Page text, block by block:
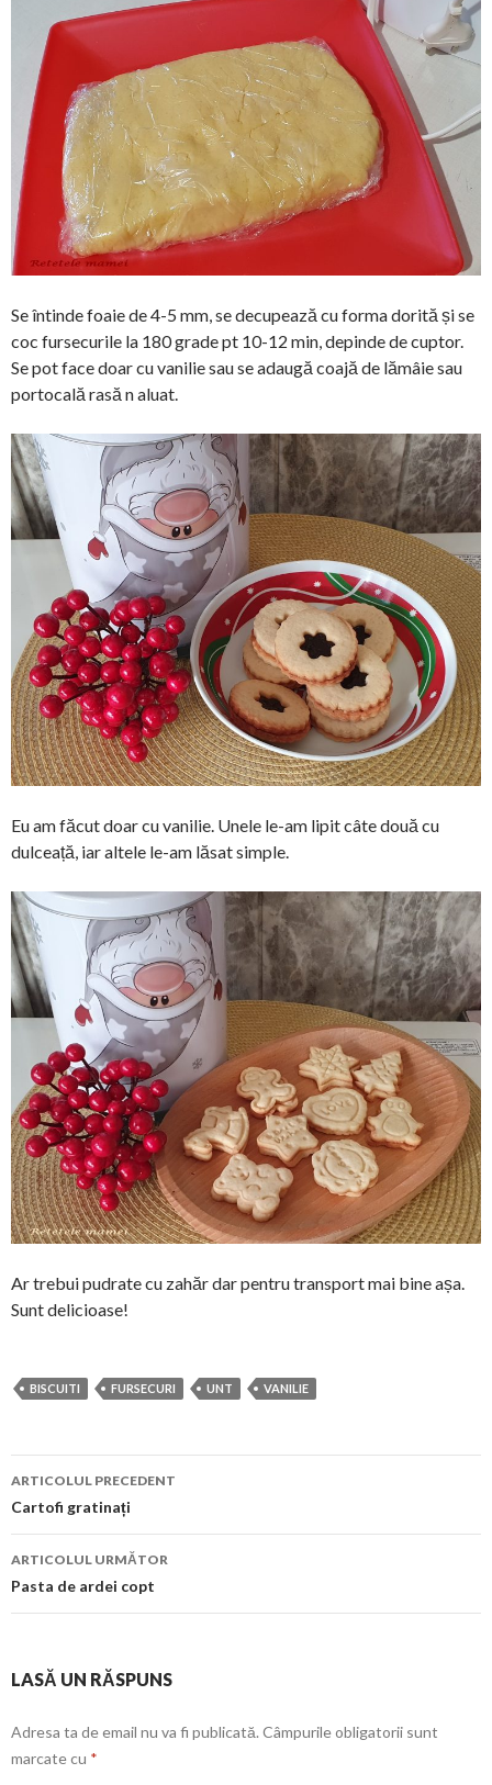
Se întinde foaie de 4-5 mm, se decupează cu forma dorită și se
coc fursecurile la 180 grade pt 10-12 min, depinde de cuptor.
Se pot face doar cu vanilie sau se adaugă coajă de lămâie sau
portocală rasă n aluat.
Eu am făcut doar cu vanilie. Unele le-am lipit câte două cu
dulceață, iar altele le-am lăsat simple.
Ar trebui pudrate cu zahăr dar pentru transport mai bine așa.
Sunt delicioase!
BISCUITI FURSECURI UNT VANILIE
Navigare
în
articol
ARTICOLUL PRECEDENT
Cartofi gratinați
ARTICOLUL URMĂTOR
Pasta de ardei copt
LASĂ UN RĂSPUNS
Adresa ta de email nu va fi publicată. Câmpurile obligatorii sunt
marcate cu *